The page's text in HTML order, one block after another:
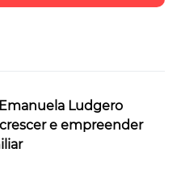
Ludgero
e empreender